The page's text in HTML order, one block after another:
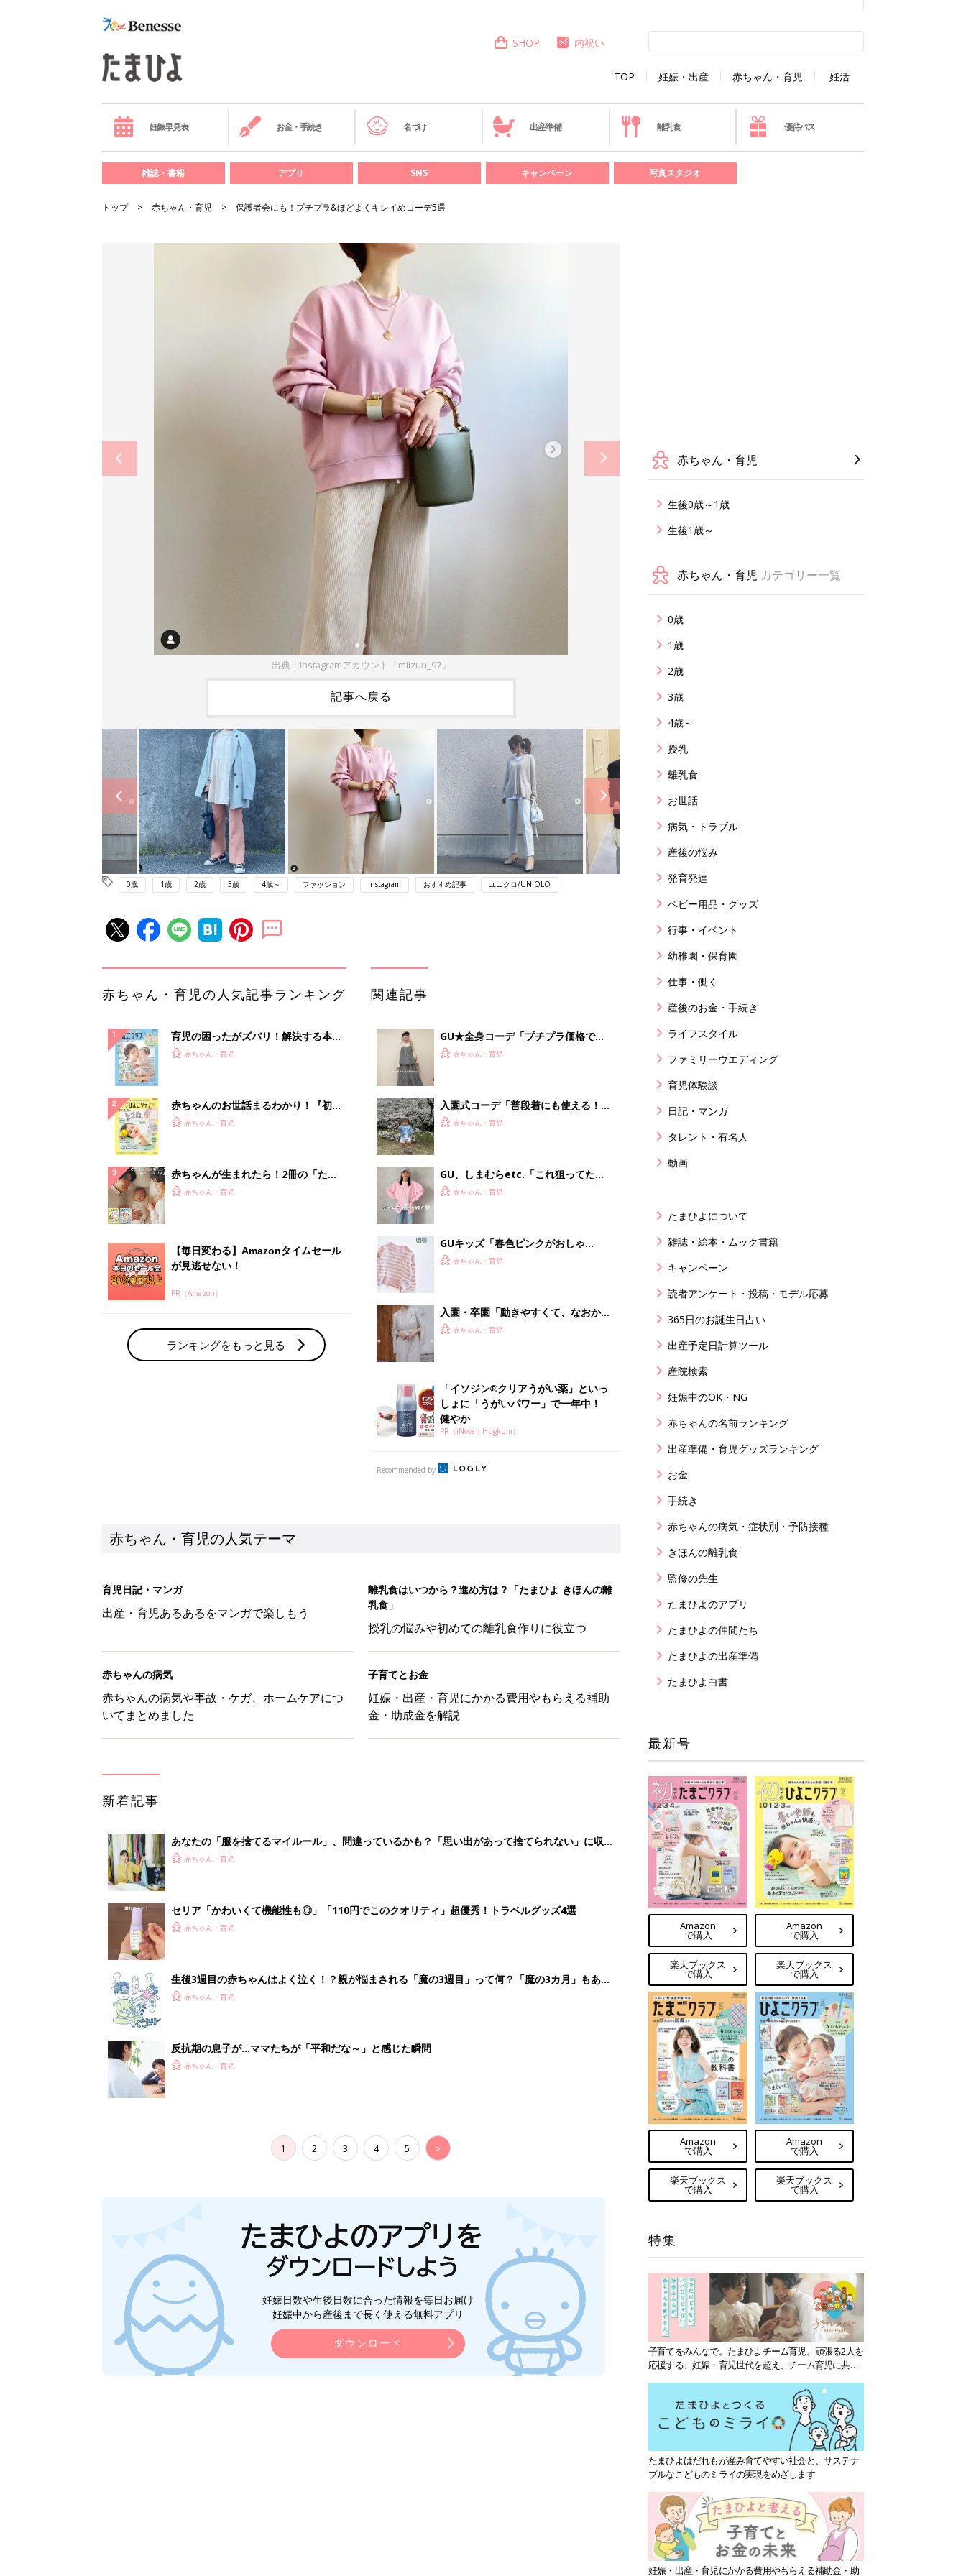
TOP 妊娠・出産 赤ちゃん・育児 妊活
SHOP 内祝い
妊娠早見表 お金・手続き 名づけ 出産準備 離乳食 優待パス
雑誌・書籍 アプリ SNS キャンペーン 写真スタジオ
トップ 赤ちゃん・育児 保護者会にも！プチプラ&ほどよくキレイめコーデ5選
出典：Instagramアカウント「miizuu_97」
記事へ戻る
0歳 1歳 2歳 3歳 4歳～ ファッション Instagram おすすめ記事 ユニクロ/UNIQLO
赤ちゃん・育児の人気記事ランキング
育児の困ったがズバリ！解決する本
『ひよこクラブ 夏号』 4カ月～2才
赤ちゃん・育児
赤ちゃんのお世話まるわかり！『初め
てのひよこクラブ 夏号』〈巻頭大特
赤ちゃん・育児
赤ちゃんが生まれたら！2冊の「たま
ひよ」
赤ちゃん・育児
【毎日変わる】Amazonタイムセール
が見逃せない！
PR（Amazon）
ランキングをもっと見る
関連記事
GU★全身コーデ「プチプラ価格でそ
ろえられる！」「カジュアルもキレイ
赤ちゃん・育児
入園式コーデ「普段着にも使える！」
「カジュアルとキレイめのバランスが
赤ちゃん・育児
GU、しまむらetc.「これ狙ってた」
「色味が可愛すぎる」先取りコーデが
赤ちゃん・育児
GUキッズ「春色ピンクがおしゃ
れ！」「ニット・パンツ・カーデ
赤ちゃん・育児
入園・卒園「動きやすくて、なおかつ
上品！」「普段使いできるアイテム
赤ちゃん・育児
「イソジン®クリアうがい薬」といっ
しょに「うがいパワー」で一年中！
健やか
PR（iNova｜Hugkum）
Recommended by
赤ちゃん・育児の人気テーマ
育児日記・マンガ
出産・育児あるあるをマンガで楽しもう
離乳食はいつから？進め方は？「たまひよ きほんの離
乳食」
授乳の悩みや初めての離乳食作りに役立つ
赤ちゃんの病気
赤ちゃんの病気や事故・ケガ、ホームケアにつ
いてまとめました
子育てとお金
妊娠・出産・育児にかかる費用やもらえる補助
金・助成金を解説
新着記事
あなたの「服を捨てるマイルール」、間違っているかも？「思い出があって捨てられない」に収納
スタイリストが喝！
赤ちゃん・育児
セリア「かわいくて機能性も◎」「110円でこのクオリティ」超優秀！トラベルグッズ4選
赤ちゃん・育児
生後3週目の赤ちゃんはよく泣く！？親が悩まされる「魔の3週目」って何？「魔の3カ月」もある
って本当？【専門家】
赤ちゃん・育児
反抗期の息子が...ママたちが「平和だな～」と感じた瞬間
赤ちゃん・育児
1 2 3 4 5 >
妊娠日数や生後日数に合った情報を毎日お届け
妊娠中から産後まで長く使える無料アプリ
ダウンロード
赤ちゃん・育児
生後0歳～1歳
生後1歳～
赤ちゃん・育児 カテゴリー一覧
0歳
1歳
2歳
3歳
4歳～
授乳
離乳食
お世話
病気・トラブル
産後の悩み
発育発達
ベビー用品・グッズ
行事・イベント
幼稚園・保育園
仕事・働く
産後のお金・手続き
ライフスタイル
ファミリーウエディング
育児体験談
日記・マンガ
タレント・有名人
動画
たまひよについて
雑誌・絵本・ムック書籍
キャンペーン
読者アンケート・投稿・モデル応募
365日のお誕生日占い
出産予定日計算ツール
産院検索
妊娠中のOK・NG
赤ちゃんの名前ランキング
出産準備・育児グッズランキング
お金
手続き
赤ちゃんの病気・症状別・予防接種
きほんの離乳食
監修の先生
たまひよのアプリ
たまひよの仲間たち
たまひよの出産準備
たまひよ白書
最新号
Amazon
で購入
楽天ブックス
で購入
Amazon
で購入
楽天ブックス
で購入
Amazon
で購入
楽天ブックス
で購入
Amazon
で購入
楽天ブックス
で購入
特集
子育てをみんなで。たまひよチーム育児。頑張る2人を
応援する、妊娠・育児世代を超え、チーム育児に共感
たまひよはだれもが産み育てやすい社会と、サステナ
ブルなこどものミライの実現をめざします
妊娠・出産・育児にかかる費用やもらえる補助金・助